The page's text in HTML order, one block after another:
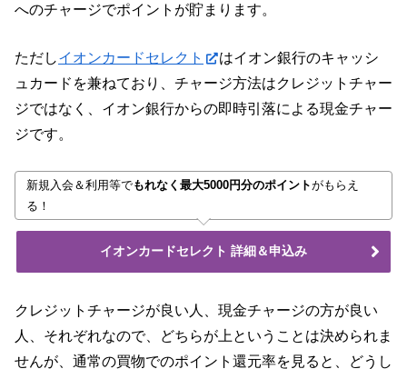
へのチャージでポイントが貯まります。
ただしイオンカードセレクト
はイオン銀行のキャッシ
ュカードを兼ねており、チャージ方法はクレジットチャー
ジではなく、イオン銀行からの即時引落による現金チャー
ジです。
新規入会＆利用等でもれなく最大5000円分のポイントがもらえ
る！
イオンカードセレクト 詳細＆申込み
クレジットチャージが良い人、現金チャージの方が良い
人、それぞれなので、どちらが上ということは決められま
せんが、通常の買物でのポイント還元率を見ると、どうし